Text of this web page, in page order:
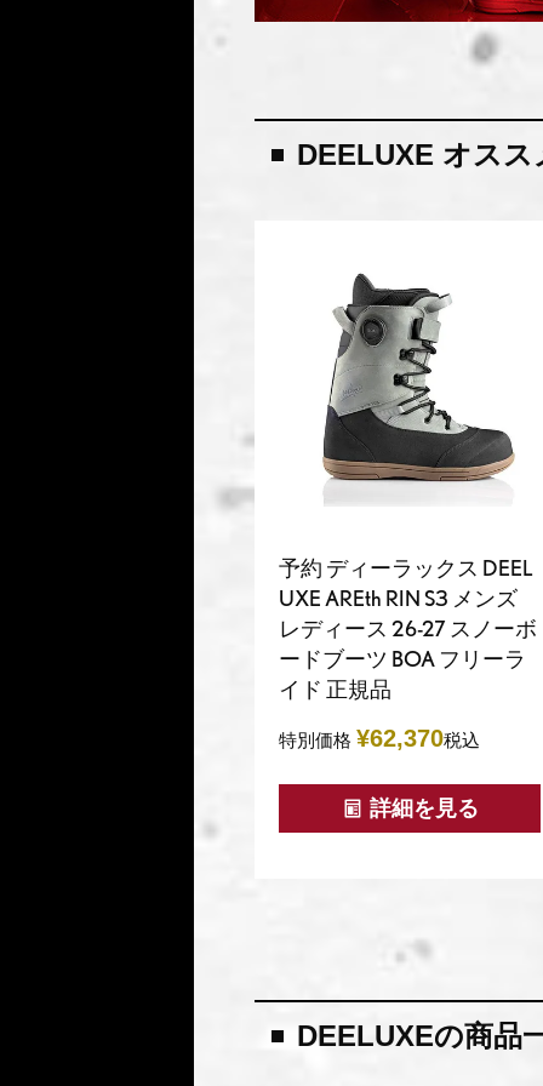
DEELUXE オスス
予約 ディーラックス DEEL
UXE AREth RIN S3 メンズ
レディース 26-27 スノーボ
ードブーツ BOA フリーラ
イド 正規品
特別価格 ¥62,370税込
詳細を見る
DEELUXEの商品